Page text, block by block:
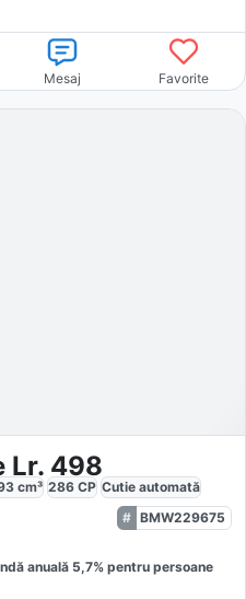
Mesaj Favorite
Lr. 498
cm³ 286 CP Cutie automată
BMW229675
anuală 5,7% pentru persoane